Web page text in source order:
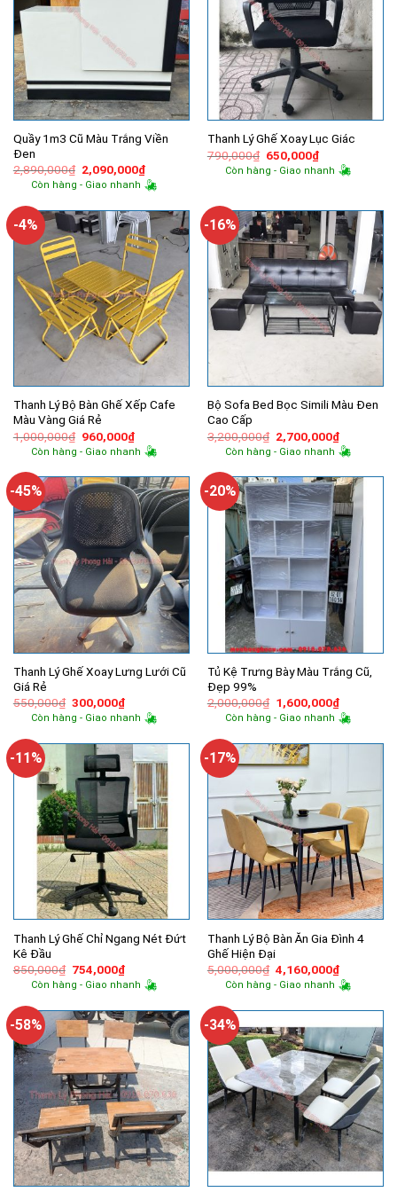
Quầy 1m3 Cũ Màu Trắng Viền
Đen
2,890,000₫ Giá
gốc
là:
2,090,000₫Giá
hiện
tại
2,090,000₫.
Còn hàng - Giao nhanh
Thanh Lý Ghế Xoay Lục Giác
790,000₫ Giá
gốc
là:
650,000₫Giá
hiện
tại
Còn hàng - Giao nhanh
-4%
Thanh Lý Bộ Bàn Ghế Xếp Cafe
Màu Vàng Giá Rẻ
1,000,000₫ Giá
gốc
là:
960,000₫Giá
hiện
tại
960,000₫.
Còn hàng - Giao nhanh
-16%
Bộ Sofa Bed Bọc Simili Màu Đen
Cao Cấp
3,200,000₫ Giá
gốc
là:
2,700,000₫Giá
hiện
tại
Còn hàng - Giao nhanh
-45%
Thanh Lý Ghế Xoay Lưng Lưới Cũ
Giá Rẻ
550,000₫ Giá
gốc
là:
300,000₫Giá
hiện
tại
300,000₫.
Còn hàng - Giao nhanh
-20%
Tủ Kệ Trưng Bày Màu Trắng Cũ,
Đẹp 99%
2,000,000₫ Giá
gốc
là:
1,600,000₫Giá
hiện
tại
Còn hàng - Giao nhanh
-11%
Thanh Lý Ghế Chỉ Ngang Nét Đứt
Kê Đầu
850,000₫ Giá
gốc
là:
754,000₫Giá
hiện
tại
754,000₫.
Còn hàng - Giao nhanh
-17%
Thanh Lý Bộ Bàn Ăn Gia Đình 4
Ghế Hiện Đại
5,000,000₫ Giá
gốc
là:
4,160,000₫Giá
hiện
tại
Còn hàng - Giao nhanh
-58% -34%